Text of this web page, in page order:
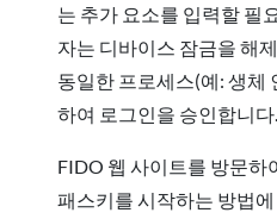
는 추가 요소를 입력할 필
자는 디바이스 잠금을 해
동일한 프로세스(예: 생체
하여 로그인을 승인합니다.
FIDO 웹 사이트를 방문하
패스키를 시작하는 방법